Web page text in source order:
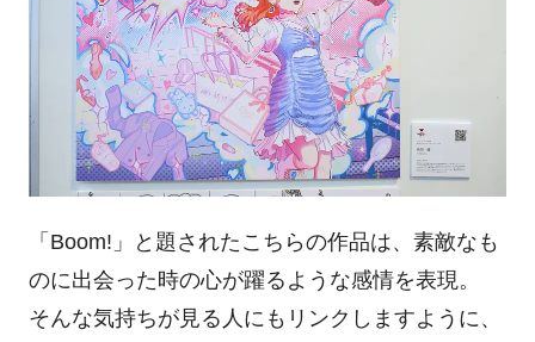
「Boom!」と題されたこちらの作品は、素敵なも
のに出会った時の心が躍るような感情を表現。
そんな気持ちが見る人にもリンクしますように、